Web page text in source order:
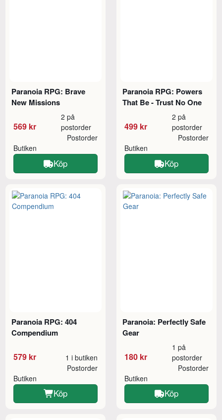
Paranoia RPG: Brave
New Missions
569 kr
2 på
postorder
Butiken
Postorder
Köp
Paranoia RPG: Powers
That Be - Trust No One
499 kr
2 på
postorder
Butiken
Postorder
Köp
Paranoia RPG: 404
Compendium
579 kr 1 i butiken
Butiken
Postorder
Köp
Paranoia: Perfectly Safe
Gear
180 kr
1 på
postorder
Butiken
Postorder
Köp